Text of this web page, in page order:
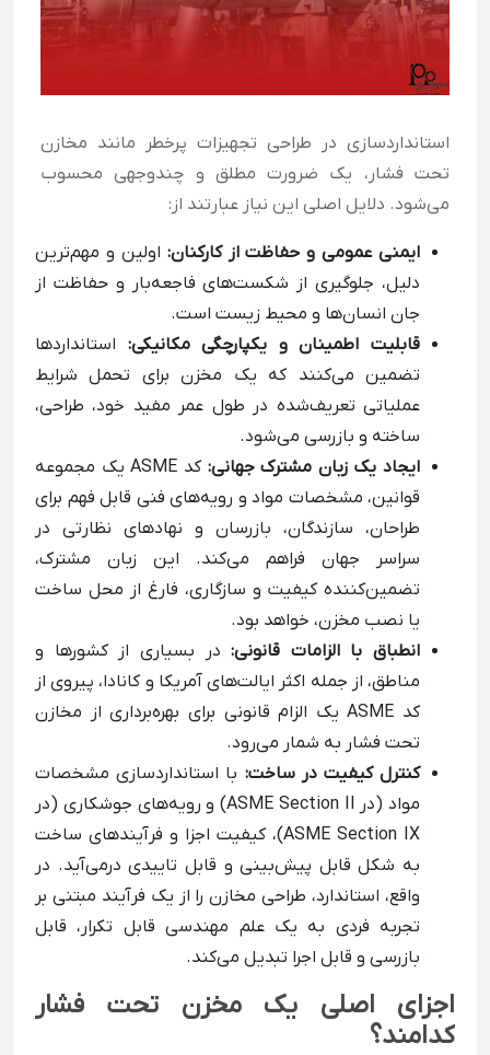
استانداردسازی در طراحی تجهیزات پرخطر مانند مخازن
تحت فشار، یک ضرورت مطلق و چندوجهی محسوب
می‌شود. دلایل اصلی این نیاز عبارتند از:
ایمنی عمومی و حفاظت از کارکنان: اولین و مهم‌ترین
دلیل، جلوگیری از شکست‌های فاجعه‌بار و حفاظت از
جان انسان‌ها و محیط زیست است.
قابلیت اطمینان و یکپارچگی مکانیکی: استانداردها
تضمین می‌کنند که یک مخزن برای تحمل شرایط
عملیاتی تعریف‌شده در طول عمر مفید خود، طراحی،
ساخته و بازرسی می‌شود.
ایجاد یک زبان مشترک جهانی:
کد ASME یک مجموعه
قوانین، مشخصات مواد و رویه‌های فنی قابل فهم برای
طراحان، سازندگان، بازرسان و نهادهای نظارتی در
سراسر جهان فراهم می‌کند. این زبان مشترک،
تضمین‌کننده کیفیت و سازگاری، فارغ از محل ساخت
یا نصب مخزن، خواهد بود.
انطباق با الزامات قانونی:در بسیاری از کشورها و
مناطق، از جمله اکثر ایالت‌های آمریکا و کانادا، پیروی از
کد ASME یک الزام قانونی برای بهره‌برداری از مخازن
تحت فشار به شمار می‌رود.
کنترل کیفیت در ساخت: با استانداردسازی مشخصات
مواد (در ASME Section II) و رویه‌های جوشکاری (در
ASME Section IX)، کیفیت اجزا و فرآیندهای ساخت
به شکل قابل پیش‌بینی و قابل تاییدی درمی‌آید. در
واقع، استاندارد، طراحی مخازن را از یک فرآیند مبتنی بر
تجربه فردی به یک علم مهندسی قابل تکرار، قابل
بازرسی و قابل اجرا تبدیل می‌کند.
اجزای اصلی یک مخزن تحت
فشار
کدامند؟